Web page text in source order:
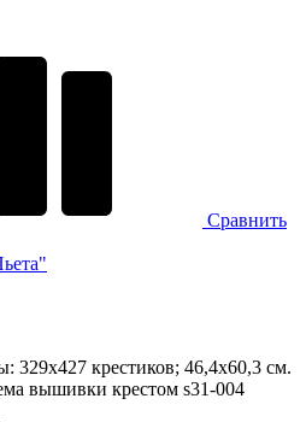
Сравнить
329х427 крестиков; 46,4х60,3 см.
вышивки крестом s31-004